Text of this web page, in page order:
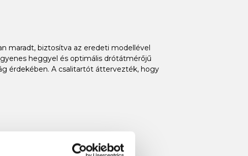
maradt, biztosítva az eredeti modellével
heggyel és optimális drótátmérőjű
érdekében. A csalitartót áttervezték, hogy